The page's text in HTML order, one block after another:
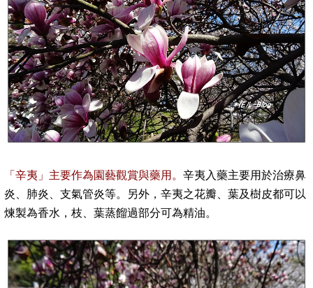
「辛夷」 主要作為園藝觀賞與藥用。 辛夷入藥主要用於治療鼻
炎、肺炎、支氣管炎等。另外，辛夷之花瓣、葉及樹皮都可以
煉製為香水，枝、葉蒸餾過部分可為精油。